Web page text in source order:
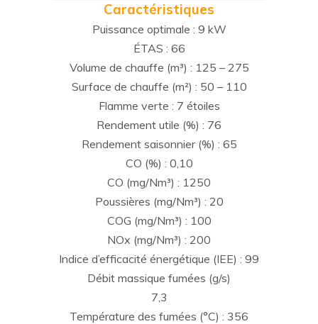
Caractéristiques
Puissance optimale : 9 kW
ÉTAS : 66
Volume de chauffe (m³) : 125 – 275
Surface de chauffe (m²) : 50 – 110
Flamme verte : 7 étoiles
Rendement utile (%) : 76
Rendement saisonnier (%) : 65
CO (%) : 0,10
CO (mg/Nm³) : 1250
Poussières (mg/Nm³) : 20
COG (mg/Nm³) : 100
NOx (mg/Nm³) : 200
Indice d’efficacité énergétique (IEE) : 99
Débit massique fumées (g/s)
7,3
Température des fumées (°C) : 356